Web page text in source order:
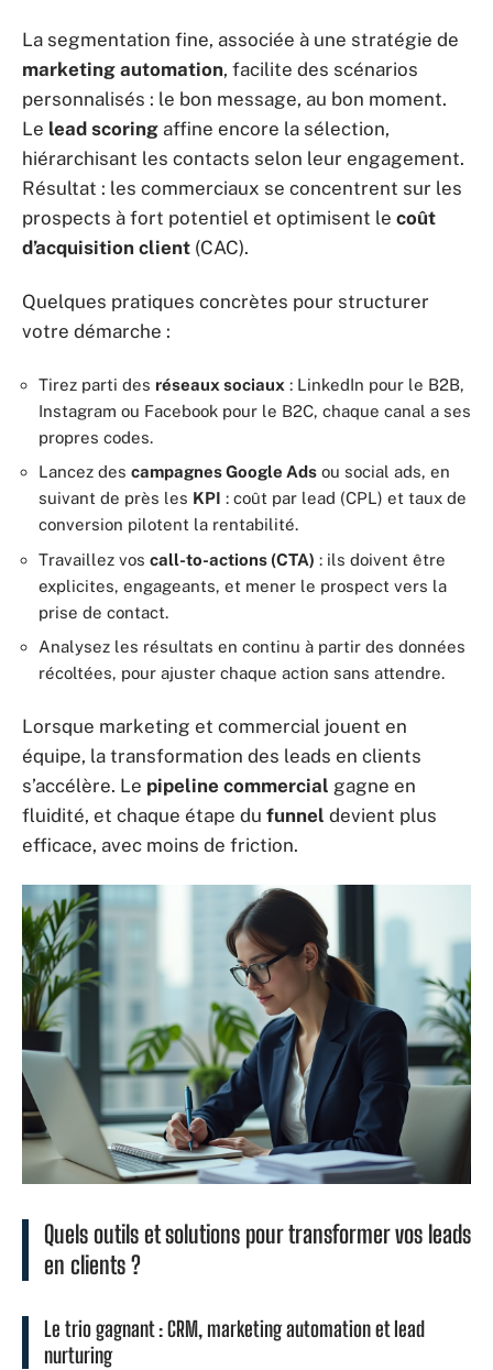
La segmentation fine, associée à une stratégie de
marketing automation, facilite des scénarios
personnalisés : le bon message, au bon moment.
Le lead scoring affine encore la sélection,
hiérarchisant les contacts selon leur engagement.
Résultat : les commerciaux se concentrent sur les
prospects à fort potentiel et optimisent le coût
d’acquisition client (CAC).
Quelques pratiques concrètes pour structurer
votre démarche :
Tirez parti des réseaux sociaux : LinkedIn pour le B2B,
Instagram ou Facebook pour le B2C, chaque canal a ses
propres codes.
Lancez des campagnes Google Ads ou social ads, en
suivant de près les KPI : coût par lead (CPL) et taux de
conversion pilotent la rentabilité.
Travaillez vos call-to-actions (CTA) : ils doivent être
explicites, engageants, et mener le prospect vers la
prise de contact.
Analysez les résultats en continu à partir des données
récoltées, pour ajuster chaque action sans attendre.
Lorsque marketing et commercial jouent en
équipe, la transformation des leads en clients
s’accélère. Le pipeline commercial gagne en
fluidité, et chaque étape du funnel devient plus
efficace, avec moins de friction.
Quels outils et solutions pour transformer vos leads
en clients ?
Le trio gagnant : CRM, marketing automation et lead
nurturing